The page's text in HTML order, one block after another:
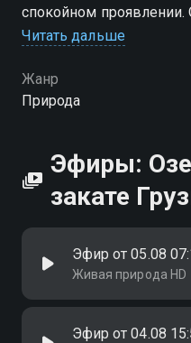
спокойном проявлении.
озеро Кахиси!
Читать дальше
Жанр
Природа
Эфиры:
закате
Эфир от 05.08
Живая природа HD
Эфир от 04.08